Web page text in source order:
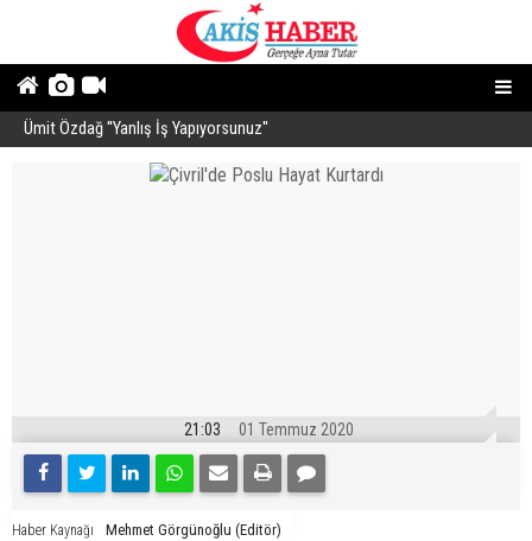
Ümit Özdağ ''Yanlış İş Yapıyorsunuz''
21:03 01 Temmuz 2020
Haber Kaynağı Mehmet Görgünoğlu (Editör)